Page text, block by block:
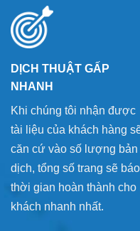
Xem Thêm
DỊCH THUẬT GẤP
NHANH
Khi chúng tôi nhận được
tài liệu của khách hàng
căn cứ vào số lượng bản
dịch, tổng số trang sẽ báo
thời gian hoàn thành cho
khách nhanh nhất.